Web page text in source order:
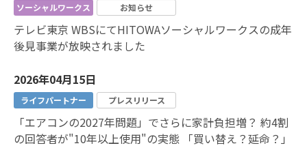
ソーシャルワークス お知らせ
テレビ東京 WBSにてHITOWAソーシャルワークスの成年
後見事業が放映されました
2026年04月15日
ライフパートナー プレスリリース
「エアコンの2027年問題」でさらに家計負担増？ 約4割
の回答者が"10年以上使用"の実態 「買い替え？延命？」